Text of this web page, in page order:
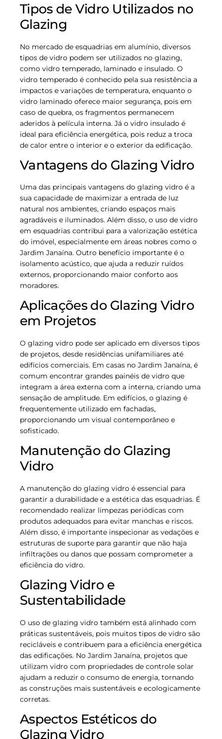
Tipos de Vidro Utilizados no
Glazing
No mercado de esquadrias em alumínio, diversos
tipos de vidro podem ser utilizados no glazing,
como vidro temperado, laminado e insulado. O
vidro temperado é conhecido pela sua resistência a
impactos e variações de temperatura, enquanto o
vidro laminado oferece maior segurança, pois em
caso de quebra, os fragmentos permanecem
aderidos à película interna. Já o vidro insulado é
ideal para eficiência energética, pois reduz a troca
de calor entre o interior e o exterior da edificação.
Vantagens do Glazing Vidro
Uma das principais vantagens do glazing vidro é a
sua capacidade de maximizar a entrada de luz
natural nos ambientes, criando espaços mais
agradáveis e iluminados. Além disso, o uso de vidro
em esquadrias contribui para a valorização estética
do imóvel, especialmente em áreas nobres como o
Jardim Janaína. Outro benefício importante é o
isolamento acústico, que ajuda a reduzir ruídos
externos, proporcionando maior conforto aos
moradores.
Aplicações do Glazing Vidro
em Projetos
O glazing vidro pode ser aplicado em diversos tipos
de projetos, desde residências unifamiliares até
edifícios comerciais. Em casas no Jardim Janaína, é
comum encontrar grandes painéis de vidro que
integram a área externa com a interna, criando uma
sensação de amplitude. Em edifícios, o glazing é
frequentemente utilizado em fachadas,
proporcionando um visual contemporâneo e
sofisticado.
Manutenção do Glazing
Vidro
A manutenção do glazing vidro é essencial para
garantir a durabilidade e a estética das esquadrias. É
recomendado realizar limpezas periódicas com
produtos adequados para evitar manchas e riscos.
Além disso, é importante inspecionar as vedações e
estruturas de suporte para garantir que não haja
infiltrações ou danos que possam comprometer a
eficiência do vidro.
Glazing Vidro e
Sustentabilidade
O uso de glazing vidro também está alinhado com
práticas sustentáveis, pois muitos tipos de vidro são
recicláveis e contribuem para a eficiência energética
das edificações. No Jardim Janaína, projetos que
utilizam vidro com propriedades de controle solar
ajudam a reduzir o consumo de energia, tornando
as construções mais sustentáveis e ecologicamente
corretas.
Aspectos Estéticos do
Glazing Vidro